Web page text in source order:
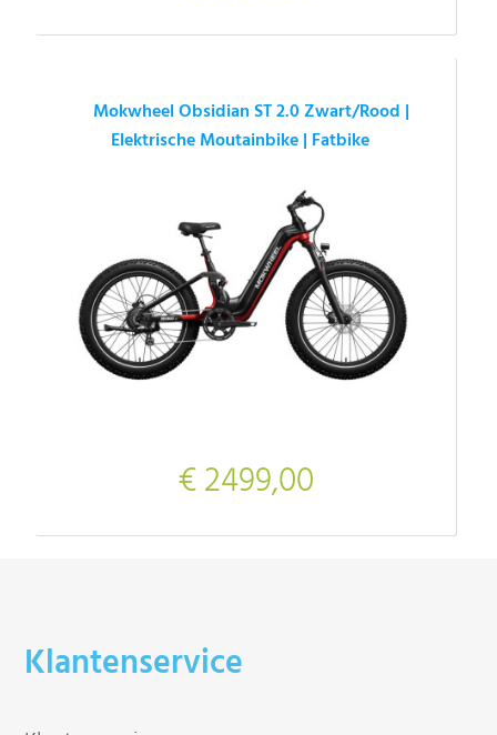
Mokwheel Obsidian ST 2.0 Zwart/Rood |
Elektrische Moutainbike | Fatbike
€ 2499,00
Klantenservice